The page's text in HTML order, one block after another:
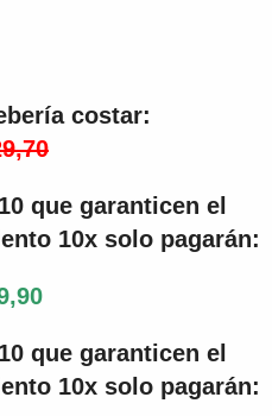
costar:
que garanticen el
10x solo pagarán:
que garanticen el
10x solo pagarán: